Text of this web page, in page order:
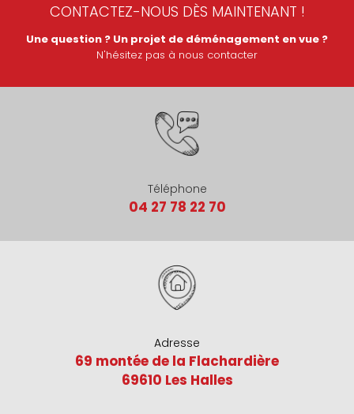
CONTACTEZ-NOUS DÈS MAINTENANT !
Une question ? Un projet de déménagement en vue ?
N'hésitez pas à nous contacter
Téléphone
04 27 78 22 70
Adresse
69 montée de la Flachardière
69610 Les Halles